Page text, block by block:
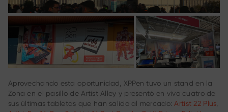
Aprovechando esta oportunidad, XPPen tuvo un stand en la
Zona en el pasillo de Artist Alley y presentó en vivo cuatro de
sus últimas tabletas que han salido al mercado: Artist 22 Plus